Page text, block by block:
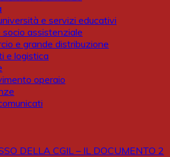
e servizi educativi
socio assistenziale
e grande distribuzione
e logistica
operaio
DELLA CGIL – IL DOCUMENTO 2